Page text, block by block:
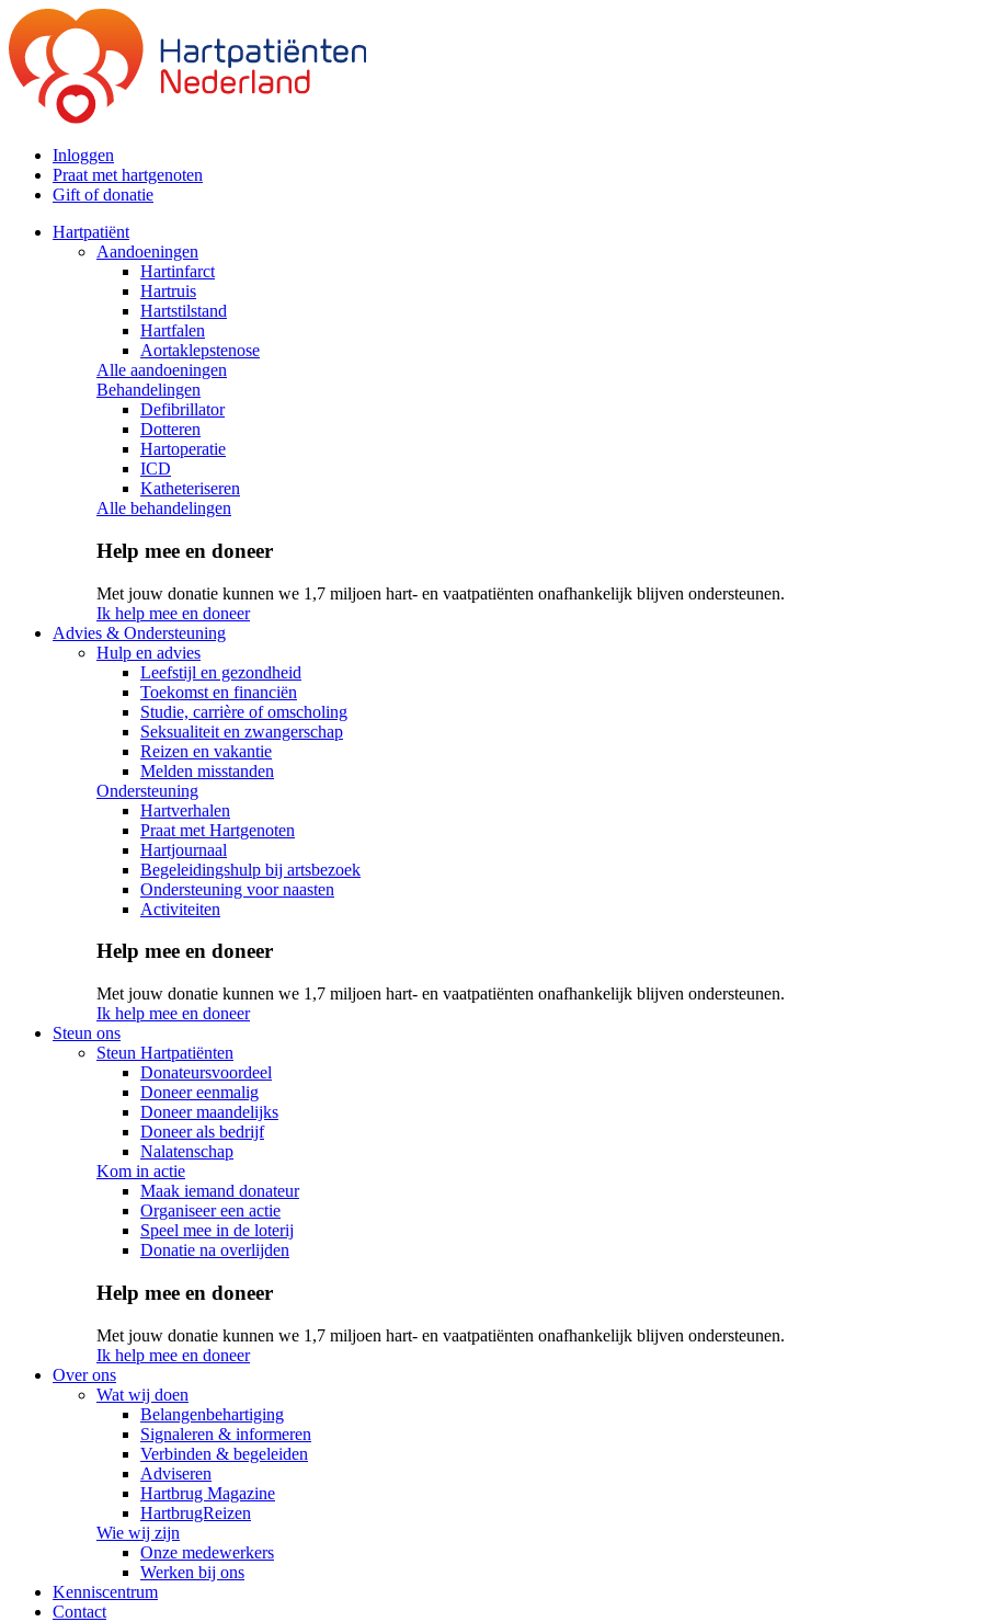
Inloggen
Praat met hartgenoten
Gift of donatie
Hartpatiënt
Aandoeningen
Hartinfarct
Hartruis
Hartstilstand
Hartfalen
Aortaklepstenose
Alle aandoeningen
Behandelingen
Defibrillator
Dotteren
Hartoperatie
ICD
Katheteriseren
Alle behandelingen
Help mee en doneer
Met jouw donatie kunnen we 1,7 miljoen hart- en vaatpatiënten onafhankelijk blijven ondersteunen.
Ik help mee en doneer
Advies & Ondersteuning
Hulp en advies
Leefstijl en gezondheid
Toekomst en financiën
Studie, carrière of omscholing
Seksualiteit en zwangerschap
Reizen en vakantie
Melden misstanden
Ondersteuning
Hartverhalen
Praat met Hartgenoten
Hartjournaal
Begeleidingshulp bij artsbezoek
Ondersteuning voor naasten
Activiteiten
Help mee en doneer
Met jouw donatie kunnen we 1,7 miljoen hart- en vaatpatiënten onafhankelijk blijven ondersteunen.
Ik help mee en doneer
Steun ons
Steun Hartpatiënten
Donateursvoordeel
Doneer eenmalig
Doneer maandelijks
Doneer als bedrijf
Nalatenschap
Kom in actie
Maak iemand donateur
Organiseer een actie
Speel mee in de loterij
Donatie na overlijden
Help mee en doneer
Met jouw donatie kunnen we 1,7 miljoen hart- en vaatpatiënten onafhankelijk blijven ondersteunen.
Ik help mee en doneer
Over ons
Wat wij doen
Belangenbehartiging
Signaleren & informeren
Verbinden & begeleiden
Adviseren
Hartbrug Magazine
HartbrugReizen
Wie wij zijn
Onze medewerkers
Werken bij ons
Kenniscentrum
Contact